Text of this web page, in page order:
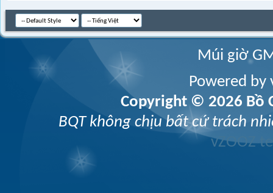
Múi giờ
Powered
Copyright © 2026 Bồ
BQT không chịu bất cứ trách
vZOOZ